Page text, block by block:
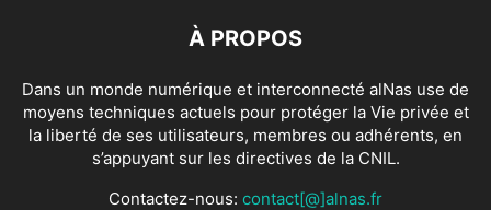
À PROPOS
Dans un monde numérique et interconnecté alNas use de
moyens techniques actuels pour protéger la Vie privée et
la liberté de ses utilisateurs, membres ou adhérents, en
s’appuyant sur les directives de la CNIL.
Contactez-nous: contact[@]alnas.fr